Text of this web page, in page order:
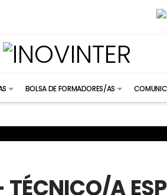
BOLSA DE FORMADORES/AS
A